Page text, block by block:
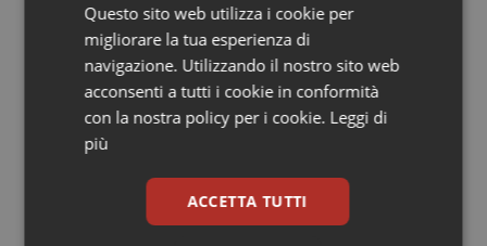
Tumori del Polmone & Testa Collo
Tumori gastrointestinali
Ulcera & Reflusso
Viola Rita
12 Gennaio 2014
© Riproduzione riservata
Questo sito web utilizza i cookie per
migliorare la tua esperienza di
navigazione. Utilizzando il nostro sito web
acconsenti a tutti i cookie in conformità
con la nostra policy per i cookie. Leggi di
più
ACCETTA TUTTI